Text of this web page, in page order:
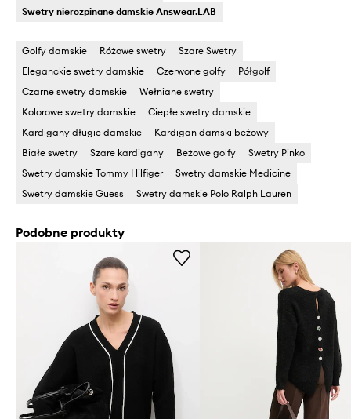
Swetry nierozpinane damskie Answear.LAB
Golfy damskie Różowe swetry
Szare Swetry
Eleganckie swetry damskie
Czerwone golfy
Półgolf
Czarne swetry damskie
Wełniane swetry
Kolorowe swetry damskie
Ciepłe swetry damskie
Kardigany długie damskie
Kardigan damski beżowy
Białe swetry
Szare kardigany Beżowe golfy
Swetry Pinko
Swetry damskie Tommy Hilfiger
Swetry damskie Medicine
Swetry damskie Guess
Swetry damskie Polo Ralph Lauren
Podobne produkty